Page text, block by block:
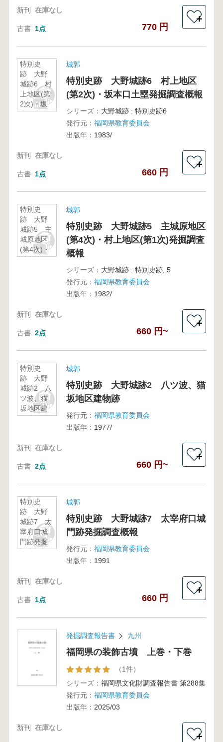
新刊 在庫なし
古書 1点 770 円
＋
特別史
跡 大野
城跡6 村
上地区(第
2次)・坂
本口土塁
城郭
特別史跡 大野城跡6 村上地区
(第2次)・坂本口土塁発掘調査概報
シリーズ： 大野城跡 : 特別史跡6
発行元： 福岡県教育委員会
出版年： 1983/
新刊 在庫なし
古書 1点 660 円
＋
特別史
跡 大野
城跡5 主
城原地区
(第4次)・
村上地区
城郭
特別史跡 大野城跡5 主城原地区
(第4次)・村上地区(第1次)発掘調査
概報
シリーズ： 大野城跡 : 特別史跡, 5
発行元： 福岡県教育委員会
出版年： 1982/
新刊 在庫なし
古書 2点 660 円~
＋
特別史
跡 大野
城跡2 八
ツ波、猫
坂地区建
物跡
城郭
特別史跡 大野城跡2 八ツ波、猫
坂地区建物跡
発行元： 福岡県教育委員会
出版年： 1977/
新刊 在庫なし
古書 2点 660 円~
＋
特別史
跡 大野
城跡7 太
宰府口城
門跡発掘
調査概報
城郭
特別史跡 大野城跡7 太宰府口城
門跡発掘調査概報
発行元： 福岡県教育委員会
出版年： 1991
新刊 在庫なし
古書 1点 660 円
＋
発掘調査報告書 九州
福岡県の装飾古墳 上巻・下巻
（1件）
シリーズ： 福岡県文化財調査報告書 第288集
発行元： 福岡県教育委員会
出版年： 2025/03
新刊 在庫なし
＋